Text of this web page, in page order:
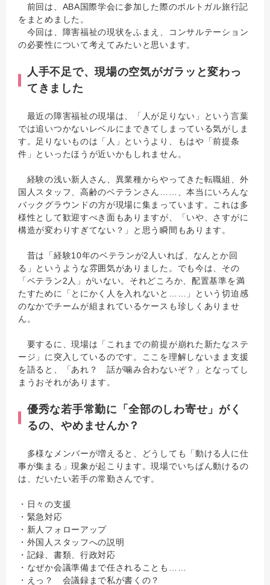
前回は、ABA国際学会に参加した際のポルトガル旅行記
をまとめました。
今回は、障害福祉の現状をふまえ、コンサルテーション
の必要性について考えてみたいと思います。
人手不足で、現場の空気がガラッと変わっ
てきました
最近の障害福祉の現場は、「人が足りない」
という言葉
では追いつかないレベルにまできてしまっている気がし ま
す。足りないものは「人」というより、もはや「前提条
件」といったほうが近いかもしれません。
経験の浅い新人さん、異業種からやってきた転職組、外
国人スタッフ、高齢のベテランさん……、本当にいろんな
バックグラウンドの方が現場に集まっています。これは多
様性として歓迎すべき面もありますが、「いや、さすがに
構造が変わりすぎてない？」と思う瞬間もあります。
昔は「経験10年のベテランが2人いれば、なんとか回
る」というような雰囲気がありました。でも今は、その
「ベテラン2人」がいない。それどころか、配置基準を満
たすために「とにかく人を入れないと……」という切迫感
のなかでチームが組まれているケースも珍しくありませ
ん。
要するに、現場は「これまでの前提が崩れた新たなステ
ージ」に突入しているのです。ここを理解しないまま支援
を語ると、「あれ？ 話が噛み合わないぞ？」となってし
まうおそれがあります。
優秀な若手常勤に「全部のしわ寄せ」がく
るの、やめませんか？
多様なメンバーが増えると、どうしても「動ける人に仕
事が集まる」現象が起こります。現場でいちばん動けるの
は、だいたい若手の常勤さんです。
・日々の支援
・緊急対応
・新人フォローアップ
・外国人スタッフへの説明
・記録、書類、行政対応
・なぜか会議準備まで任されることも……
・えっ？ 会議録まで私が書くの？